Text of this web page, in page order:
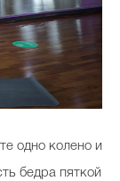
одно колено и
бедра пяткой